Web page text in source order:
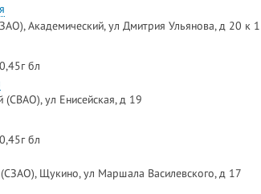
Академический, ул Дмитрия Ульянова, д 20 к 1
бл
ул Енисейская, д 19
бл
Щукино, ул Маршала Василевского, д 17